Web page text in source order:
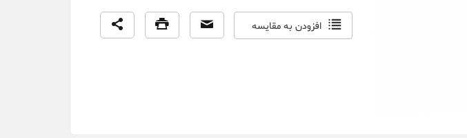
افزودن به مقایسه